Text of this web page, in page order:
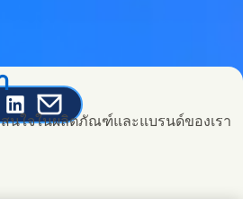
on Facebook
this page on X
this page on Linked In
Share this page on E-mail
นใจในผลิตภัณฑ์และแบรนด์ของเรา